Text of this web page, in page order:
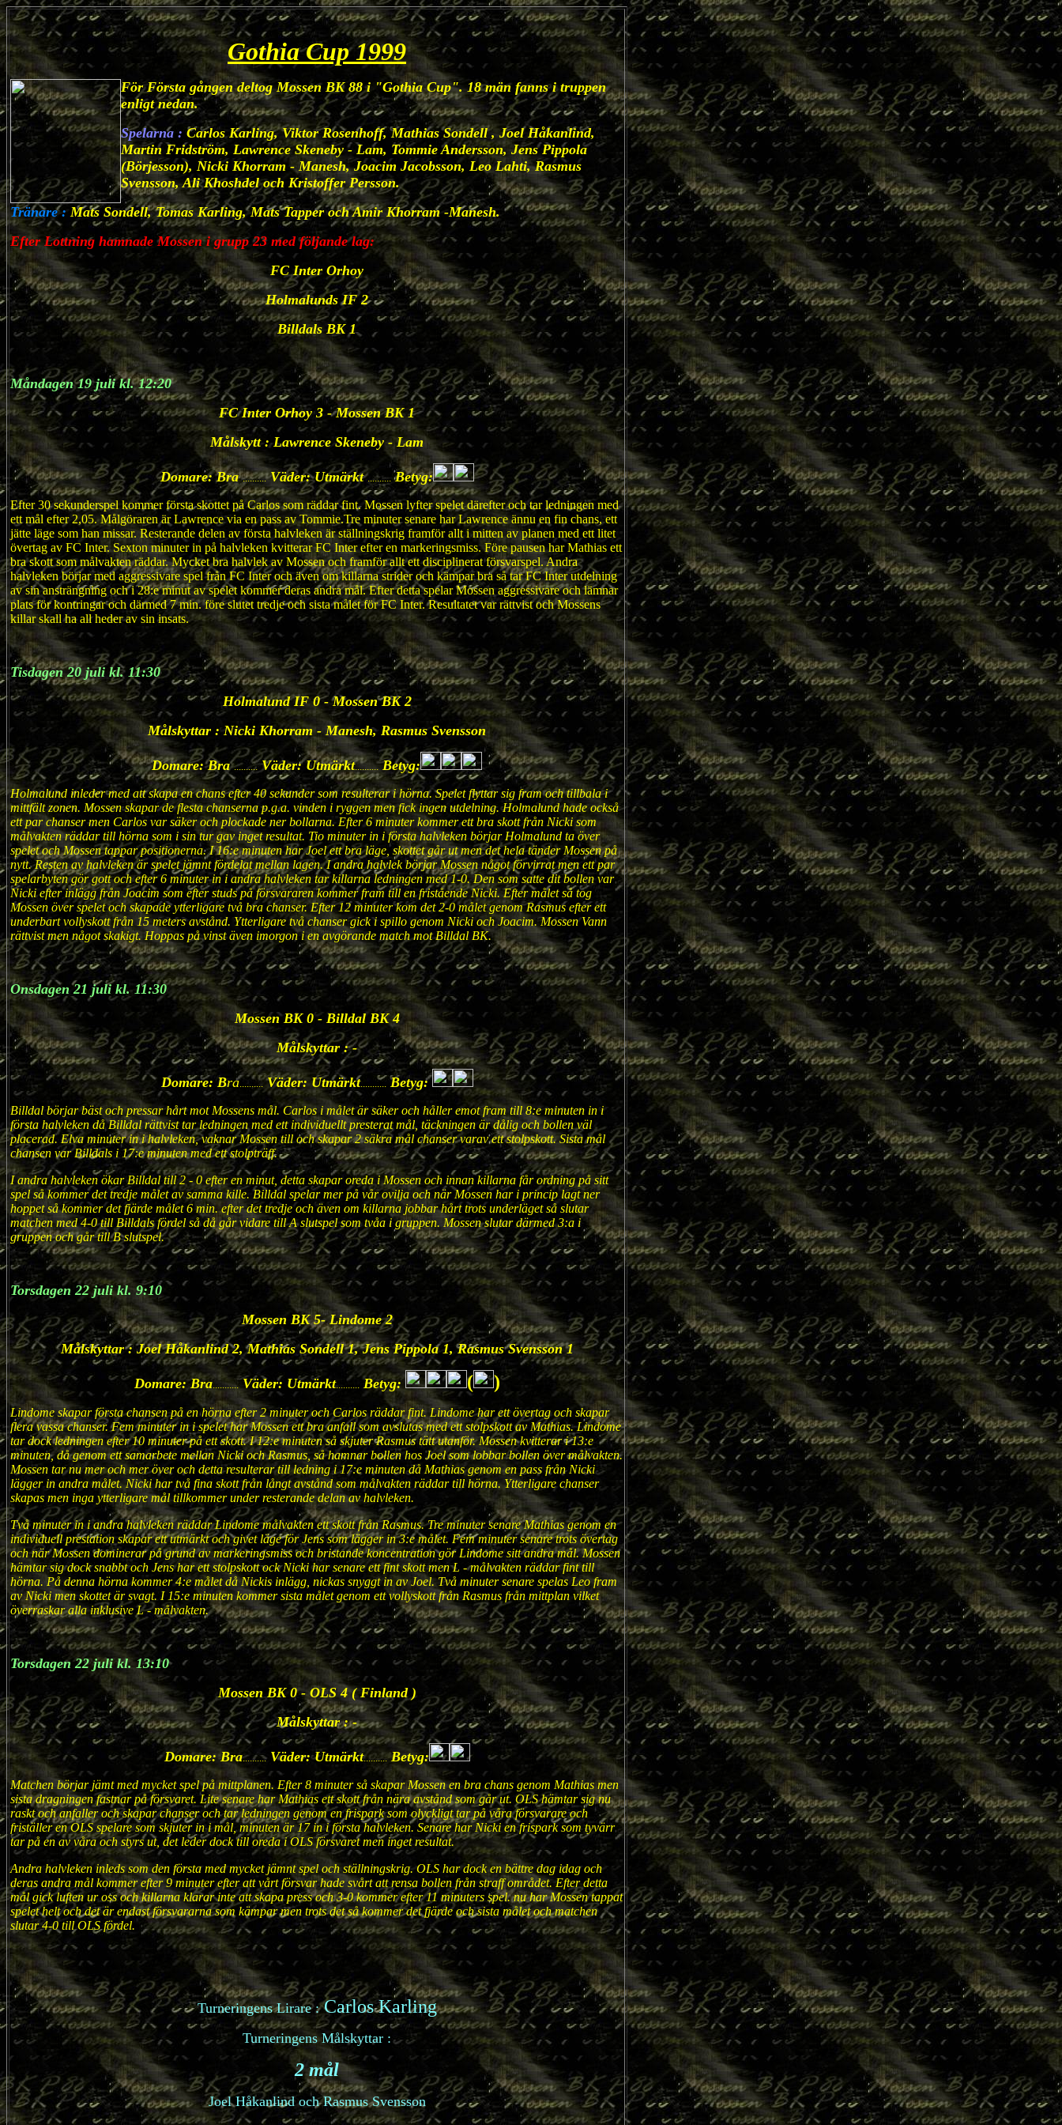
Gothia Cup 1999
För Första gången deltog Mossen BK 88 i "Gothia Cup". 18 män fanns i truppen
enligt nedan.
Spelarna : Carlos Karling, Viktor Rosenhoff, Mathias Sondell , Joel Håkanlind,
Martin Fridström, Lawrence Skeneby - Lam, Tommie Andersson, Jens Pippola
(Börjesson), Nicki Khorram - Manesh, Joacim Jacobsson, Leo Lahti, Rasmus
Svensson, Ali Khoshdel och Kristoffer Persson.
Tränare : Mats Sondell, Tomas Karling, Mats Tapper och Amir Khorram -Manesh.
Efter Lottning hamnade Mossen i grupp 23 med följande lag:
FC Inter Orhoy
Holmalunds IF 2
Billdals BK 1
Måndagen 19 juli kl. 12:20
FC Inter Orhoy 3 - Mossen BK 1
Målskytt : Lawrence Skeneby - Lam
Domare: Bra..........Väder: Utmärkt..........Betyg:
Efter 30 sekunderspel kommer första skottet på Carlos som räddar fint. Mossen lyfter spelet därefter och tar ledningen med
ett mål efter 2,05. Målgöraren är Lawrence via en pass av Tommie.Tre minuter senare har Lawrence ännu en fin chans, ett
jätte läge som han missar. Resterande delen av första halvleken är ställningskrig framför allt i mitten av planen med ett litet
övertag av FC Inter. Sexton minuter in på halvleken kvitterar FC Inter efter en markeringsmiss. Före pausen har Mathias ett
bra skott som målvakten räddar. Mycket bra halvlek av Mossen och framför allt ett disciplinerat försvarspel. Andra
halvleken börjar med aggressivare spel från FC Inter och även om killarna strider och kämpar bra så tar FC Inter utdelning
av sin ansträngning och i 28:e minut av spelet kommer deras andra mål. Efter detta spelar Mossen aggressivare och lämnar
plats för kontringar och därmed 7 min. före slutet tredje och sista målet för FC Inter. Resultatet var rättvist och Mossens
killar skall ha all heder av sin insats.
Tisdagen 20 juli kl. 11:30
Holmalund IF 0 - Mossen BK 2
Målskyttar : Nicki Khorram - Manesh, Rasmus Svensson
Domare: Bra..........Väder: Utmärkt..........Betyg:
Holmalund inleder med att skapa en chans efter 40 sekunder som resulterar i hörna. Spelet flyttar sig fram och tillbala i
mittfält zonen. Mossen skapar de flesta chanserna p.g.a. vinden i ryggen men fick ingen utdelning. Holmalund hade också
ett par chanser men Carlos var säker och plockade ner bollarna. Efter 6 minuter kommer ett bra skott från Nicki som
målvakten räddar till hörna som i sin tur gav inget resultat. Tio minuter in i första halvleken börjar Holmalund ta över
spelet och Mossen tappar positionerna. I 16:e minuten har Joel ett bra läge, skottet går ut men det hela tänder Mossen på
nytt. Resten av halvleken är spelet jämnt fördelat mellan lagen. I andra halvlek börjar Mossen något förvirrat men ett par
spelarbyten gör gott och efter 6 minuter in i andra halvleken tar killarna ledningen med 1-0. Den som satte dit bollen var
Nicki efter inlägg från Joacim som efter studs på försvararen kommer fram till en fristående Nicki. Efter målet så tog
Mossen över spelet och skapade ytterligare två bra chanser. Efter 12 minuter kom det 2-0 målet genom Rasmus efter ett
underbart vollyskott från 15 meters avstånd. Ytterligare två chanser gick i spillo genom Nicki och Joacim. Mossen Vann
rättvist men något skakigt. Hoppas på vinst även imorgon i en avgörande match mot Billdal BK.
Onsdagen 21 juli kl. 11:30
Mossen BK 0 - Billdal BK 4
Målskyttar : -
Domare: Bra..........Väder: Utmärkt...........Betyg:
Billdal börjar bäst och pressar hårt mot Mossens mål. Carlos i målet är säker och håller emot fram till 8:e minuten in i
första halvleken då Billdal rättvist tar ledningen med ett individuellt presterat mål, täckningen är dålig och bollen väl
placerad. Elva minuter in i halvleken, vaknar Mossen till och skapar 2 säkra mål chanser varav ett stolpskott. Sista mål
chansen var Billdals i 17:e minuten med ett stolpträff.
I andra halvleken ökar Billdal till 2 - 0 efter en minut, detta skapar oreda i Mossen och innan killarna får ordning på sitt
spel så kommer det tredje målet av samma kille. Billdal spelar mer på vår ovilja och när Mossen har i princip lagt ner
hoppet så kommer det fjärde målet 6 min. efter det tredje och även om killarna jobbar hårt trots underläget så slutar
matchen med 4-0 till Billdals fördel så då går vidare till A slutspel som tvåa i gruppen. Mossen slutar därmed 3:a i
gruppen och går till B slutspel.
Torsdagen 22 juli kl. 9:10
Mossen BK 5- Lindome 2
Målskyttar : Joel Håkanlind 2, Mathias Sondell 1, Jens Pippola 1, Rasmus Svensson 1
Domare: Bra...........Väder: Utmärkt..........Betyg: ( )
Lindome skapar första chansen på en hörna efter 2 minuter och Carlos räddar fint. Lindome har ett övertag och skapar
flera vassa chanser. Fem minuter in i spelet har Mossen ett bra anfall som avslutas med ett stolpskott av Mathias. Lindome
tar dock ledningen efter 10 minuter på ett skott. I 12:e minuten så skjuter Rasmus tätt utanför. Mossen kvitterar i 13:e
minuten, då genom ett samarbete mellan Nicki och Rasmus, så hamnar bollen hos Joel som lobbar bollen över målvakten.
Mossen tar nu mer och mer över och detta resulterar till ledning i 17:e minuten då Mathias genom en pass från Nicki
lägger in andra målet. Nicki har två fina skott från långt avstånd som målvakten räddar till hörna. Ytterligare chanser
skapas men inga ytterligare mål tillkommer under resterande delan av halvleken.
Två minuter in i andra halvleken räddar Lindome målvakten ett skott från Rasmus. Tre minuter senare Mathias genom en
individuell prestation skapar ett utmärkt och givet läge för Jens som lägger in 3:e målet. Fem minuter senare trots övertag
och när Mossen dominerar på grund av markeringsmiss och bristande koncentration gör Lindome sitt andra mål. Mossen
hämtar sig dock snabbt och Jens har ett stolpskott ock Nicki har senare ett fint skott men L - målvakten räddar fint till
hörna. På denna hörna kommer 4:e målet då Nickis inlägg, nickas snyggt in av Joel. Två minuter senare spelas Leo fram
av Nicki men skottet är svagt. I 15:e minuten kommer sista målet genom ett vollyskott från Rasmus från mittplan vilket
överraskar alla inklusive L - målvakten.
Torsdagen 22 juli kl. 13:10
Mossen BK 0 - OLS 4 ( Finland )
Målskyttar : -
Domare: Bra..........Väder: Utmärkt..........Betyg:
Matchen börjar jämt med mycket spel på mittplanen. Efter 8 minuter så skapar Mossen en bra chans genom Mathias men
sista dragningen fastnar på försvaret. Lite senare har Mathias ett skott från nära avstånd som går ut. OLS hämtar sig nu
raskt och anfaller och skapar chanser och tar ledningen genom en frispark som olyckligt tar på våra försvarare och
friställer en OLS spelare som skjuter in i mål, minuten är 17 in i första halvleken. Senare har Nicki en frispark som tyvärr
tar på en av våra och styrs ut, det leder dock till oreda i OLS försvaret men inget resultat.
Andra halvleken inleds som den första med mycket jämnt spel och ställningskrig. OLS har dock en bättre dag idag och
deras andra mål kommer efter 9 minuter efter att vårt försvar hade svårt att rensa bollen från straff området. Efter detta
mål gick luften ur oss och killarna klarar inte att skapa press och 3-0 kommer efter 11 minuters spel. nu har Mossen tappat
spelet helt och det är endast försvararna som kämpar men trots det så kommer det fjärde och sista målet och matchen
slutar 4-0 till OLS fördel.
Turneringens Lirare :Carlos Karling
Turneringens Målskyttar :
2 mål
Joel Håkanlind och Rasmus Svensson